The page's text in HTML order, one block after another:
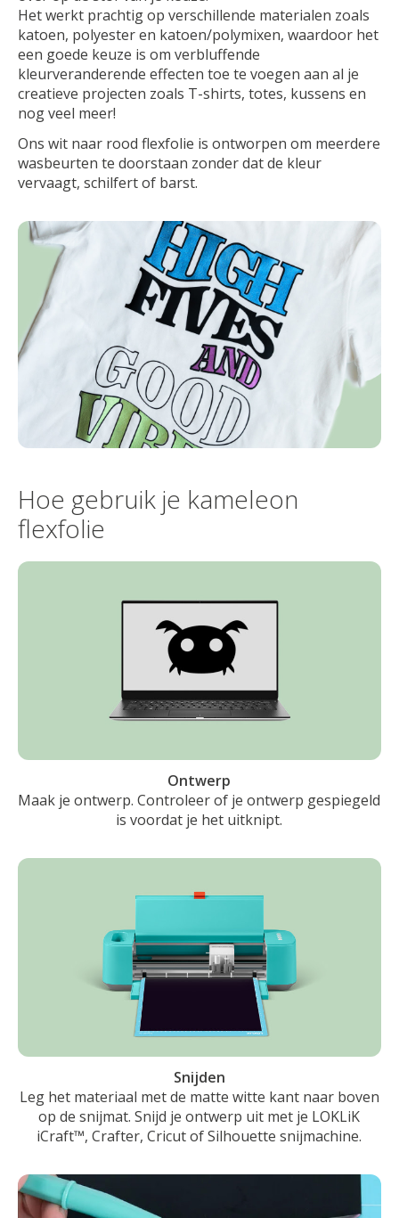
Het werkt prachtig op verschillende materialen zoals
katoen, polyester en katoen/polymixen, waardoor het
een goede keuze is om verbluffende
kleurveranderende effecten toe te voegen aan al je
creatieve projecten zoals T-shirts, totes, kussens en
nog veel meer!
Ons wit naar rood flexfolie is ontworpen om meerdere
wasbeurten te doorstaan zonder dat de kleur
vervaagt, schilfert of barst.
Hoe gebruik je kameleon
flexfolie
Ontwerp
Maak je ontwerp. Controleer of je ontwerp gespiegeld
is voordat je het uitknipt.
Snijden
Leg het materiaal met de matte witte kant naar boven
op de snijmat. Snijd je ontwerp uit met je LOKLiK
iCraft™, Crafter, Cricut of Silhouette snijmachine.